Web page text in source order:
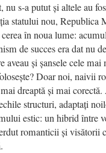
nu s‑a putut și altele au
statului nou, Republica
cerea în noua lume:
de succes era dat nu
aveau și șansele cele
Doar noi, naivii
dreaptă și mai
structuri, adaptați
estic: un hibrid între
romanticii și visătorii